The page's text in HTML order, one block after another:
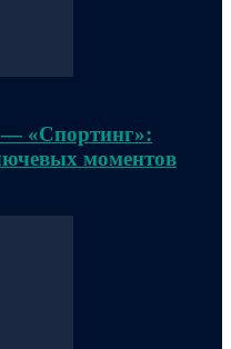
«Спортинг»:
моментов